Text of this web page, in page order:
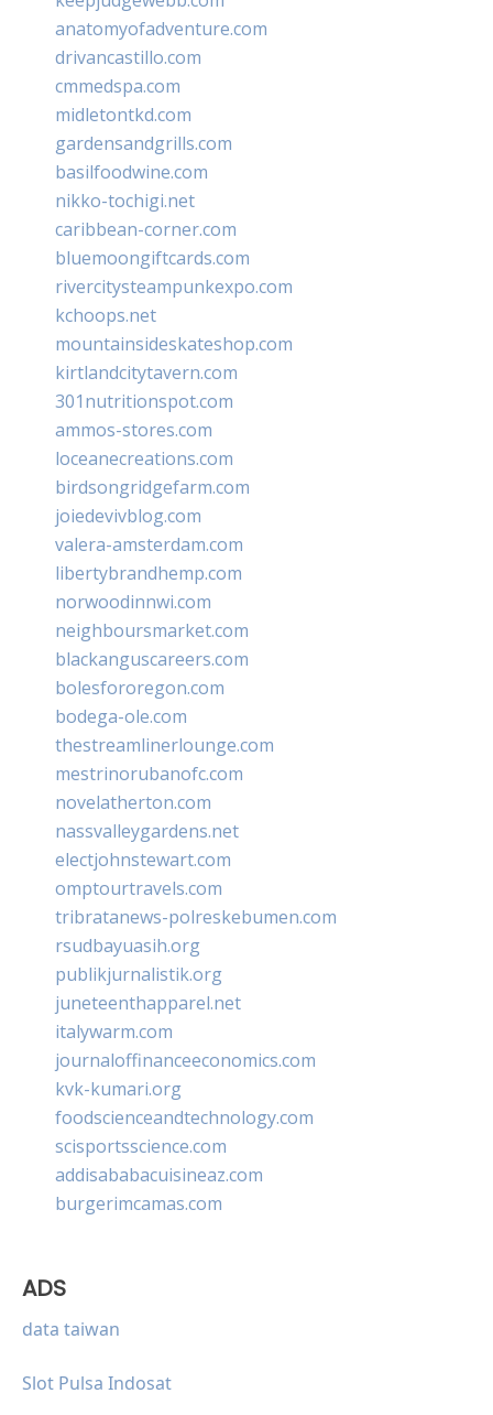
anatomyofadventure.com
drivancastillo.com
cmmedspa.com
midletontkd.com
gardensandgrills.com
basilfoodwine.com
nikko-tochigi.net
caribbean-corner.com
bluemoongiftcards.com
rivercitysteampunkexpo.com
kchoops.net
mountainsideskateshop.com
kirtlandcitytavern.com
301nutritionspot.com
ammos-stores.com
loceanecreations.com
birdsongridgefarm.com
joiedevivblog.com
valera-amsterdam.com
libertybrandhemp.com
norwoodinnwi.com
neighboursmarket.com
blackanguscareers.com
bolesfororegon.com
bodega-ole.com
thestreamlinerlounge.com
mestrinorubanofc.com
novelatherton.com
nassvalleygardens.net
electjohnstewart.com
omptourtravels.com
tribratanews-polreskebumen.com
rsudbayuasih.org
publikjurnalistik.org
juneteenthapparel.net
italywarm.com
journaloffinanceeconomics.com
kvk-kumari.org
foodscienceandtechnology.com
scisportsscience.com
addisababacuisineaz.com
burgerimcamas.com
ADS
data taiwan
Slot Pulsa Indosat